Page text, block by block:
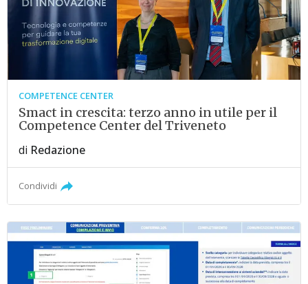
COMPETENCE CENTER
Smact in crescita: terzo anno in utile per il
Competence Center del Triveneto
di Redazione
Condividi